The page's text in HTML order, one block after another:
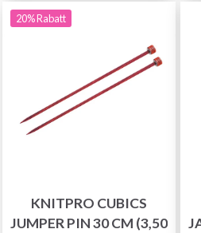
20% Rabatt
KNITPRO CUBICS
JUMPER PIN 30 CM (3,50